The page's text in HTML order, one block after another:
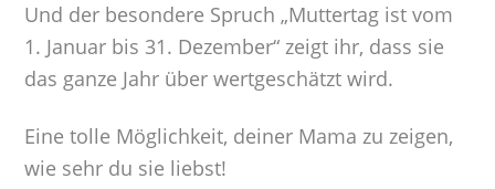
Und der besondere Spruch „Muttertag ist vom
1. Januar bis 31. Dezember“ zeigt ihr, dass sie
das ganze Jahr über wertgeschätzt wird.
Eine tolle Möglichkeit, deiner Mama zu zeigen,
wie sehr du sie liebst!